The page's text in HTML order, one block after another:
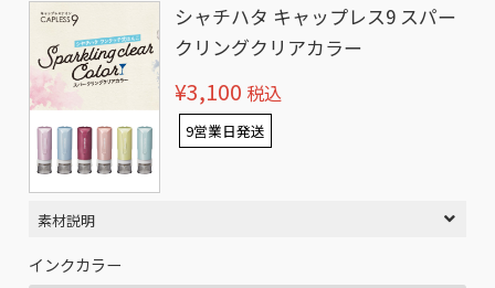
シャチハタ キャップレス9 スパー
クリングクリアカラー
¥3,100 税込
9営業日発送
素材説明
インクカラー